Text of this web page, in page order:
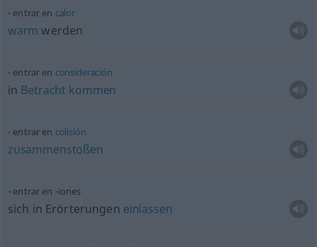
entrar en calor
warm werden
entrar en consideración
in Betracht kommen
entrar en colisión
zusammenstoßen
entrar en -iones
sich in Erörterungen einlassen